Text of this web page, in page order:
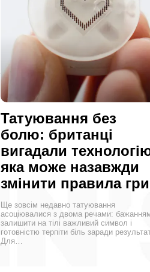
Татуювання без
болю: британці
вигадали
яка може назавжди
змінити правила гри
Ще зовсім недавно татуювання
асоціювалися з двома речами:
залишити на тілі важливий символ і
готовністю терпіти біль заради
Для…